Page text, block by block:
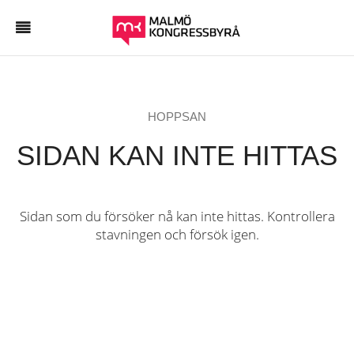
HOPPSAN
SIDAN KAN INTE HITTAS
Sidan som du försöker nå kan inte hittas. Kontrollera
stavningen och försök igen.